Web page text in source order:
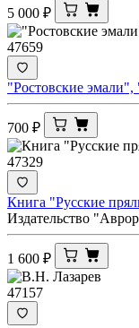
5 000 ₽
47659
"Ростовские
700 ₽
47329
Книга "Русские
Издательство
1 600 ₽
47157